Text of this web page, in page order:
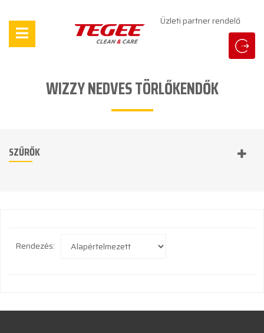
Üzleti partner rendelő
WIZZY NEDVES TÖRLŐKENDŐK
SZŰRŐK
Rendezés: